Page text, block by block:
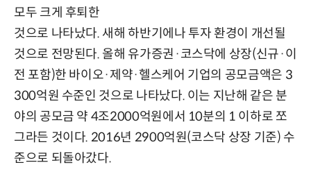
모두 크게 후퇴한
것으로 나타났다. 새해 하반기에나 투자 환경이 개선될
것으로 전망된다. 올해 유가증권·코스닥에 상장(신규·이
전 포함)한 바이오·제약·헬스케어 기업의 공모금액은 3
300억원 수준인 것으로 나타났다. 이는 지난해 같은 분
야의 공모금 약 4조2000억원에서 10분의 1 이하로 쪼
그라든 것이다. 2016년 2900억원(코스닥 상장 기준) 수
준으로 되돌아갔다.